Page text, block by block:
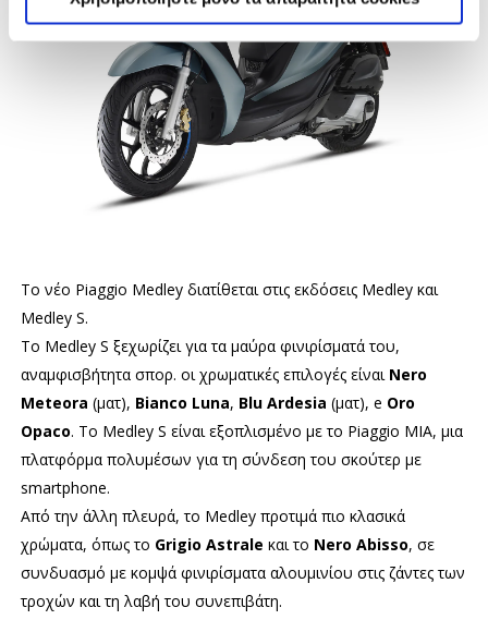
Το νέο Piaggio Medley διατίθεται στις εκδόσεις Medley και
Medley S.
Το Medley S ξεχωρίζει για τα μαύρα φινιρίσματά του,
αναμφισβήτητα σπορ. οι χρωματικές επιλογές είναι Nero
Meteora (ματ), Bianco Luna, Blu Ardesia (ματ), e Oro
Opaco. Το Medley S είναι εξοπλισμένο με το Piaggio MIA, μια
πλατφόρμα πολυμέσων για τη σύνδεση του σκούτερ με
smartphone.
Από την άλλη πλευρά, το Medley προτιμά πιο κλασικά
χρώματα, όπως το Grigio Astrale και το Nero Abisso, σε
συνδυασμό με κομψά φινιρίσματα αλουμινίου στις ζάντες των
τροχών και τη λαβή του συνεπιβάτη.